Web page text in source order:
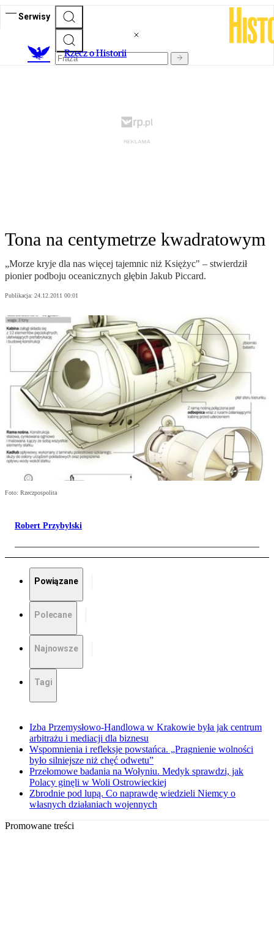
Serwisy
Rzecz o Historii
Tona na centymetrze kwadratowym
„Morze kryje dla nas więcej tajemnic niż Księżyc" – stwierdził
pionier podboju oceanicznych głębin Jakub Piccard.
Publikacja: 24.12.2011 00:01
Foto: Rzeczpospolita
Robert Przybylski
Powiązane
Polecane
Najnowsze
Tagi
Izba Przemysłowo-Handlowa w Krakowie była jak centrum
arbitrażu i mediacji dla biznesu
Wspomnienia i refleksje powstańca. „Pragnienie wolności
było silniejsze niż chęć odwetu”
Przełomowe badania na Wołyniu. Medyk sprawdzi, jak
Polacy ginęli w Woli Ostrowieckiej
Zbrodnie pod lupą. Co naprawdę wiedzieli Niemcy o
własnych działaniach wojennych
Promowane treści